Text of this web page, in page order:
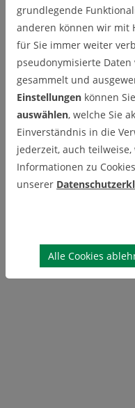
grundlegende
anderen können wir mit
für Sie immer weiter
pseudonymisierte
gesammelt und
Einstellungen können
auswählen, welche Sie
Einverständnis in die
jederzeit, auch
Informationen zu
unserer
Alle Cookies